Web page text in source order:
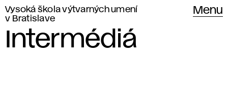
Vysoká škola výtvarných umení
v Bratislave
Menu
Intermédiá